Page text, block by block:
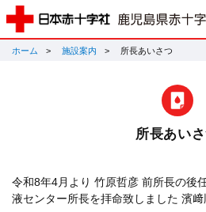
ホーム 施設案内 所長あいさつ
所長あい
令和8年4月より 竹原哲彦 前所長の後
液センター所長を拝命致しました 濱﨑